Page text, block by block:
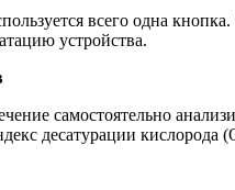
всего одна
устройства.
самостоятельно
десатурации кислорода